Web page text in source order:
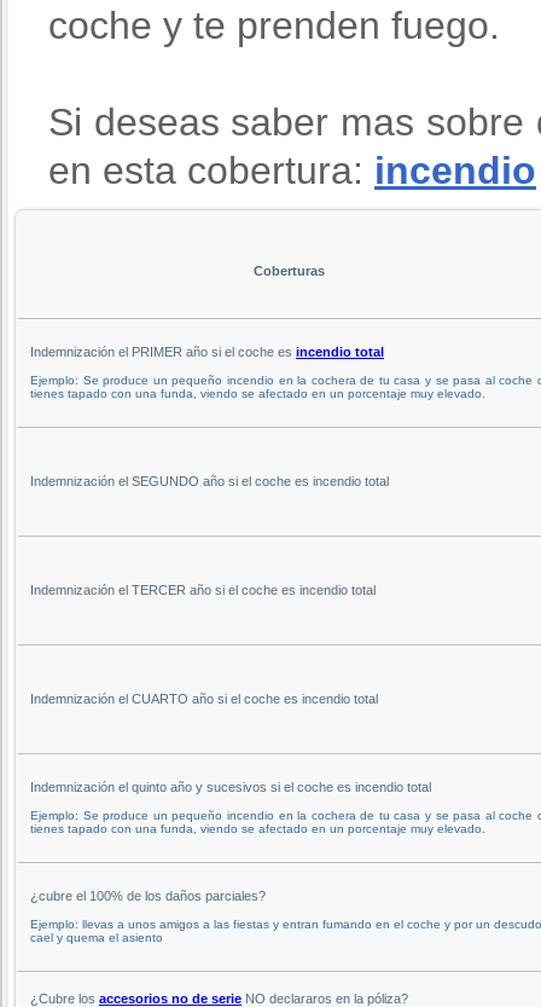
coche y te prenden fuego.
Si deseas saber mas
en esta cobertura: incendio
Coberturas
Indemnización el PRIMER año si el coche es incendio total
Ejemplo: Se produce un pequeño incendio en la cochera de tu casa y se pasa al coche
tienes tapado con una funda, viendo se afectado en un porcentaje muy elevado.
Indemnización el SEGUNDO año si el coche es incendio total
Indemnización el TERCER año si el coche es incendio total
Indemnización el CUARTO año si el coche es incendio total
Indemnización el quinto año y sucesivos si el coche es incendio total
Ejemplo: Se produce un pequeño incendio en la cochera de tu casa y se pasa al coche
tienes tapado con una funda, viendo se afectado en un porcentaje muy elevado.
¿cubre el 100% de los daños parciales?
Ejemplo: llevas a unos amigos a las fiestas y entran fumando en el coche y por un
cael y quema el asiento
¿Cubre los accesorios no de serie NO declararos en la póliza?